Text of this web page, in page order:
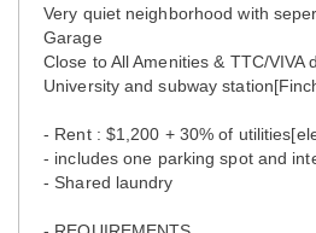
Very quiet neighborhood with
Garage
Close to All Amenities & TTC/VIVA
University and subway
- Rent : $1,200 + 30% of
- includes one parking spot and
- Shared laundry